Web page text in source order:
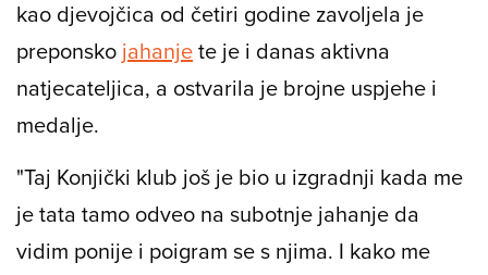
klub Trajbar Team u Zaprešiću sve je
promijenio i zacrtao njenu budućnost. Naime,
kao djevojčica od četiri godine zavoljela je
preponsko
natjecateljica, a ostvarila je brojne uspjehe i
medalje.
"Taj Konjički klub još je bio u izgradnji kada me